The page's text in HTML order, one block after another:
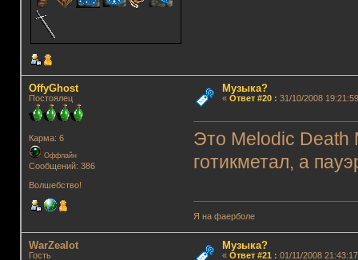
OffyGhost
Постоялец
Карма: 6
Оффлайн
Сообщений: 386
Волшебство!
Музыка?
« Ответ #20: 31/10/2008
Это Melodic Death
готикметал, а
Я на фаерболе
WarZealot
Гость
Музыка?
« Ответ #21 : 01/11/2008